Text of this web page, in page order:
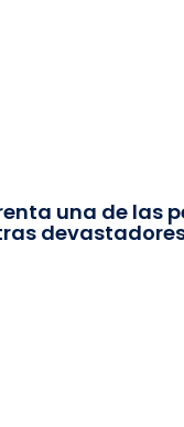
una de las